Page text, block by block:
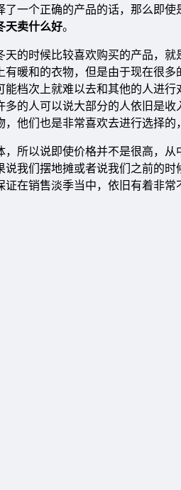
一个正确的产品的话，那么即使
天卖什么好。
的时候比较喜欢购买的产品，
暖和的衣物，但是由于现在很多
档次上就难以去和其他的人进行
的人可以说大部分的人依旧是收
他们也是非常喜欢去进行选择的
所以说即使价格并不是很高，从
我们摆地摊或者说我们之前的时
证在销售淡季当中，依旧有着非常